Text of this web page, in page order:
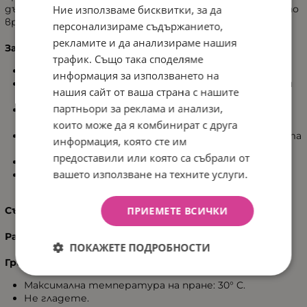
дълга употреба – както у дома, така и в басейна или по
време на почивки.
Защо си заслужава да ги изберете?
изработени от мек и дишащ муселин с къдрец
деликатни към кожата – идеални от първите дни
на живота
практична качулка, която защитава главата на
детето
универсален размер 75×75 см – подходящи за бебета
и малки деца
леки, бързосъхнещи и лесни за пране
естетично изпълнение и естествени цветове
Състав: 100% муселинов памук (с къдрец)
Размери:
Грижи за продукта:
Максимална температура на пране: 30° C.
Не гладете.
Ние използваме бисквитки, за да
персонализираме съдържанието,
рекламите и да анализираме нашия
трафик. Също така споделяме
информация за използването на
нашия сайт от ваша страна с нашите
партньори за реклама и анализи,
които може да я комбинират с друга
информация, която сте им
предоставили или която са събрали от
вашето използване на техните услуги.
ПРИЕМЕТЕ ВСИЧКИ
ПОКАЖЕТЕ ПОДРОБНОСТИ